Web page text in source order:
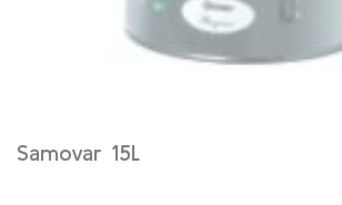
Samovar 15L